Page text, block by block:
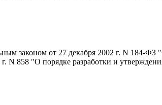
законом от 27 декабря 2002 г. N 184-ФЗ
N 858 "О порядке разработки и